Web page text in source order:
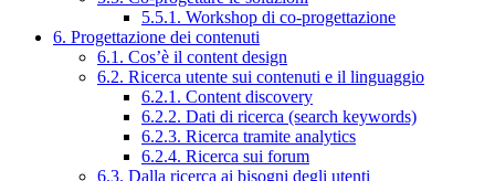
5.5.1. Workshop di co-progettazione
6. Progettazione dei contenuti
6.1. Cos’è il content design
6.2. Ricerca utente sui contenuti e il linguaggio
6.2.1. Content discovery
6.2.2. Dati di ricerca (search keywords)
6.2.3. Ricerca tramite analytics
6.2.4. Ricerca sui forum
6.3. Dalla ricerca ai bisogni degli utenti